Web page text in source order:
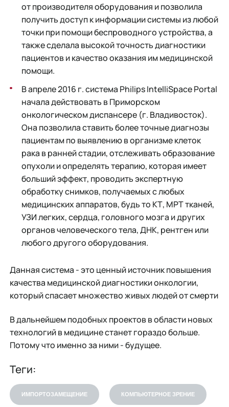
от производителя оборудования и позволила
получить доступ к информации системы из любой
точки при помощи беспроводного устройства, а
также сделала высокой точность диагностики
пациентов и качество оказания им медицинской
помощи.
В апреле 2016 г. система Philips IntelliSpace Portal
начала действовать в Приморском
онкологическом диспансере (г. Владивосток).
Она позволила ставить более точные диагнозы
пациентам по выявлению в организме клеток
рака в ранней стадии, отслеживать образование
опухоли и определять терапию, которая имеет
больший эффект, проводить экспертную
обработку снимков, получаемых с любых
медицинских аппаратов, будь то КТ, МРТ тканей,
УЗИ легких, сердца, головного мозга и других
органов человеческого тела, ДНК, рентген или
любого другого оборудования.
Данная система - это ценный источник повышения
качества медицинской диагностики онкологии,
который спасает множество живых людей от смерти
В дальнейшем подобных проектов в области новых
технологий в медицине станет гораздо больше.
Потому что именно за ними - будущее.
Теги:
ИМПОРТОЗАМЕЩЕНИЕ КОМПЬЮТЕРНОЕ ЗРЕНИЕ